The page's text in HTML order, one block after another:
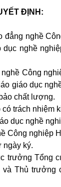
ĐỊNH:
đẳng nghề
nghề
Công
giáo dục
chất lượng.
trách nhiệm
dục nghề
Công nghiệp
ngày ký.
trưởng Tổng
Thủ